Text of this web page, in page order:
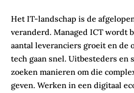
Het IT-landschap is de
veranderd. Managed ICT wordt
aantal leveranciers groeit en de
tech gaan snel. Uitbesteders en
zoeken manieren om die
geven. Werken in een digitaal